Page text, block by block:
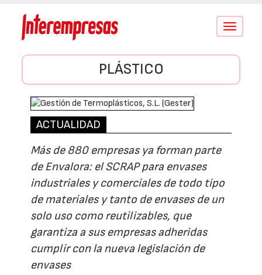
Conmutar
PLÁSTICO
ACTUALIDAD
Más de 880 empresas ya forman parte
de Envalora: el SCRAP para envases
industriales y comerciales de todo tipo
de materiales y tanto de envases de un
solo uso como reutilizables, que
garantiza a sus empresas adheridas
cumplir con la nueva legislación de
envases